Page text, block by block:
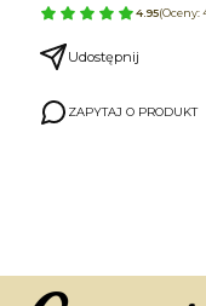
4.95(Oceny:
Udostępnij
ZAPYTAJ O PRODUKT